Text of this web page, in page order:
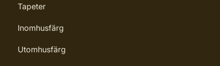
Tapeter
Inomhusfärg
Utomhusfärg